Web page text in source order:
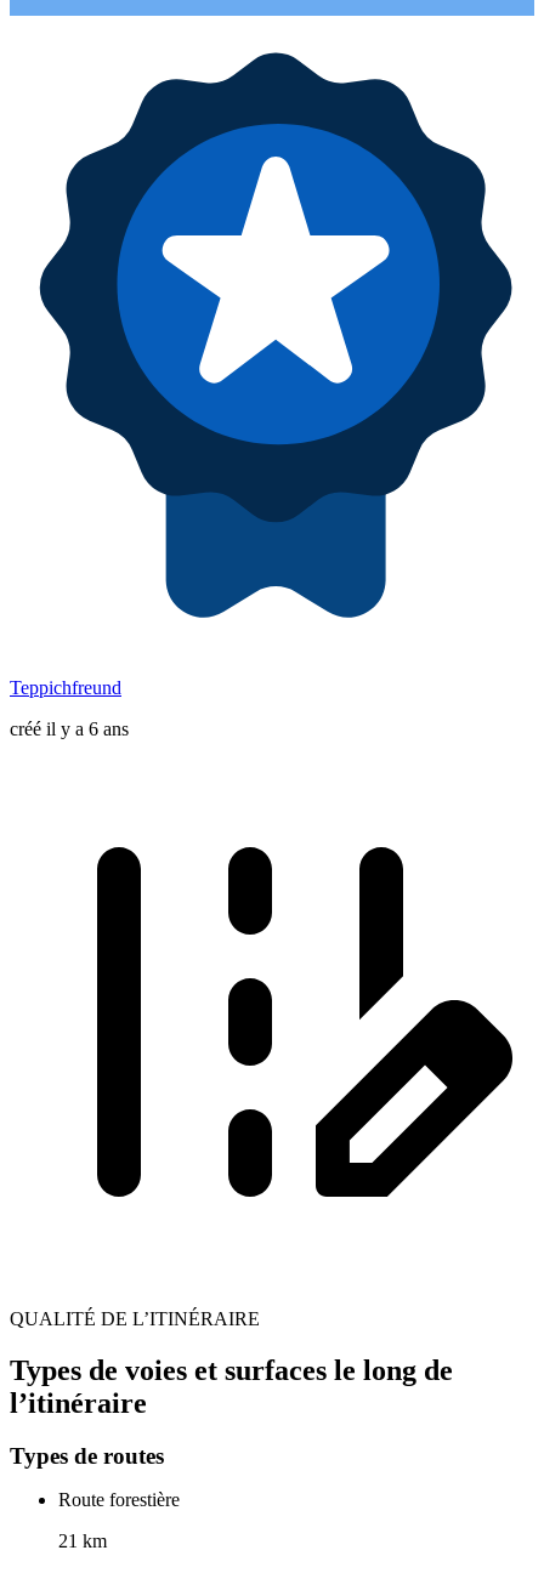
Teppichfreund
créé il y a 6 ans
QUALITÉ DE L’ITINÉRAIRE
Types de voies et surfaces le long de
l’itinéraire
Types de routes
Route forestière
21 km